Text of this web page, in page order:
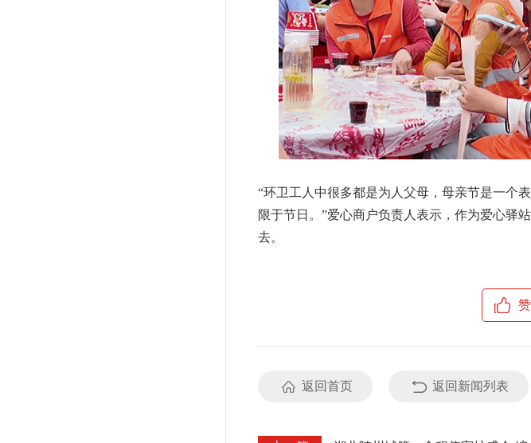
“环卫工人中很多都是为人父母，母亲节是一个
限于节日。”爱心商户负责人表示，作为爱心驿
去。
返回首页 返回新闻列表